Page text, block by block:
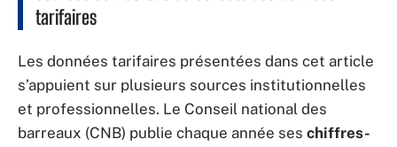
tarifaires
Les données tarifaires présentées dans cet article
s’appuient sur plusieurs sources institutionnelles
et professionnelles. Le Conseil national des
barreaux (CNB) publie chaque année ses chiffres-